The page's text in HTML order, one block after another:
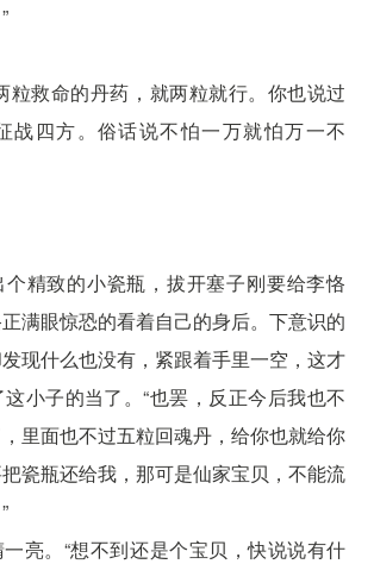
粒救命的丹药，就两粒就行。你也说过
战四方。俗话说不怕一万就怕万一不
精致的小瓷瓶，拔开塞子刚要给李恪
满眼惊恐的看着自己的身后。下意识的
现什么也没有，紧跟着手里一空，这才
小子的当了。“也罢，反正今后我也不
里面也不过五粒回魂丹，给你也就给你
瓷瓶还给我，那可是仙家宝贝，不能流
亮。“想不到还是个宝贝，快说说有什